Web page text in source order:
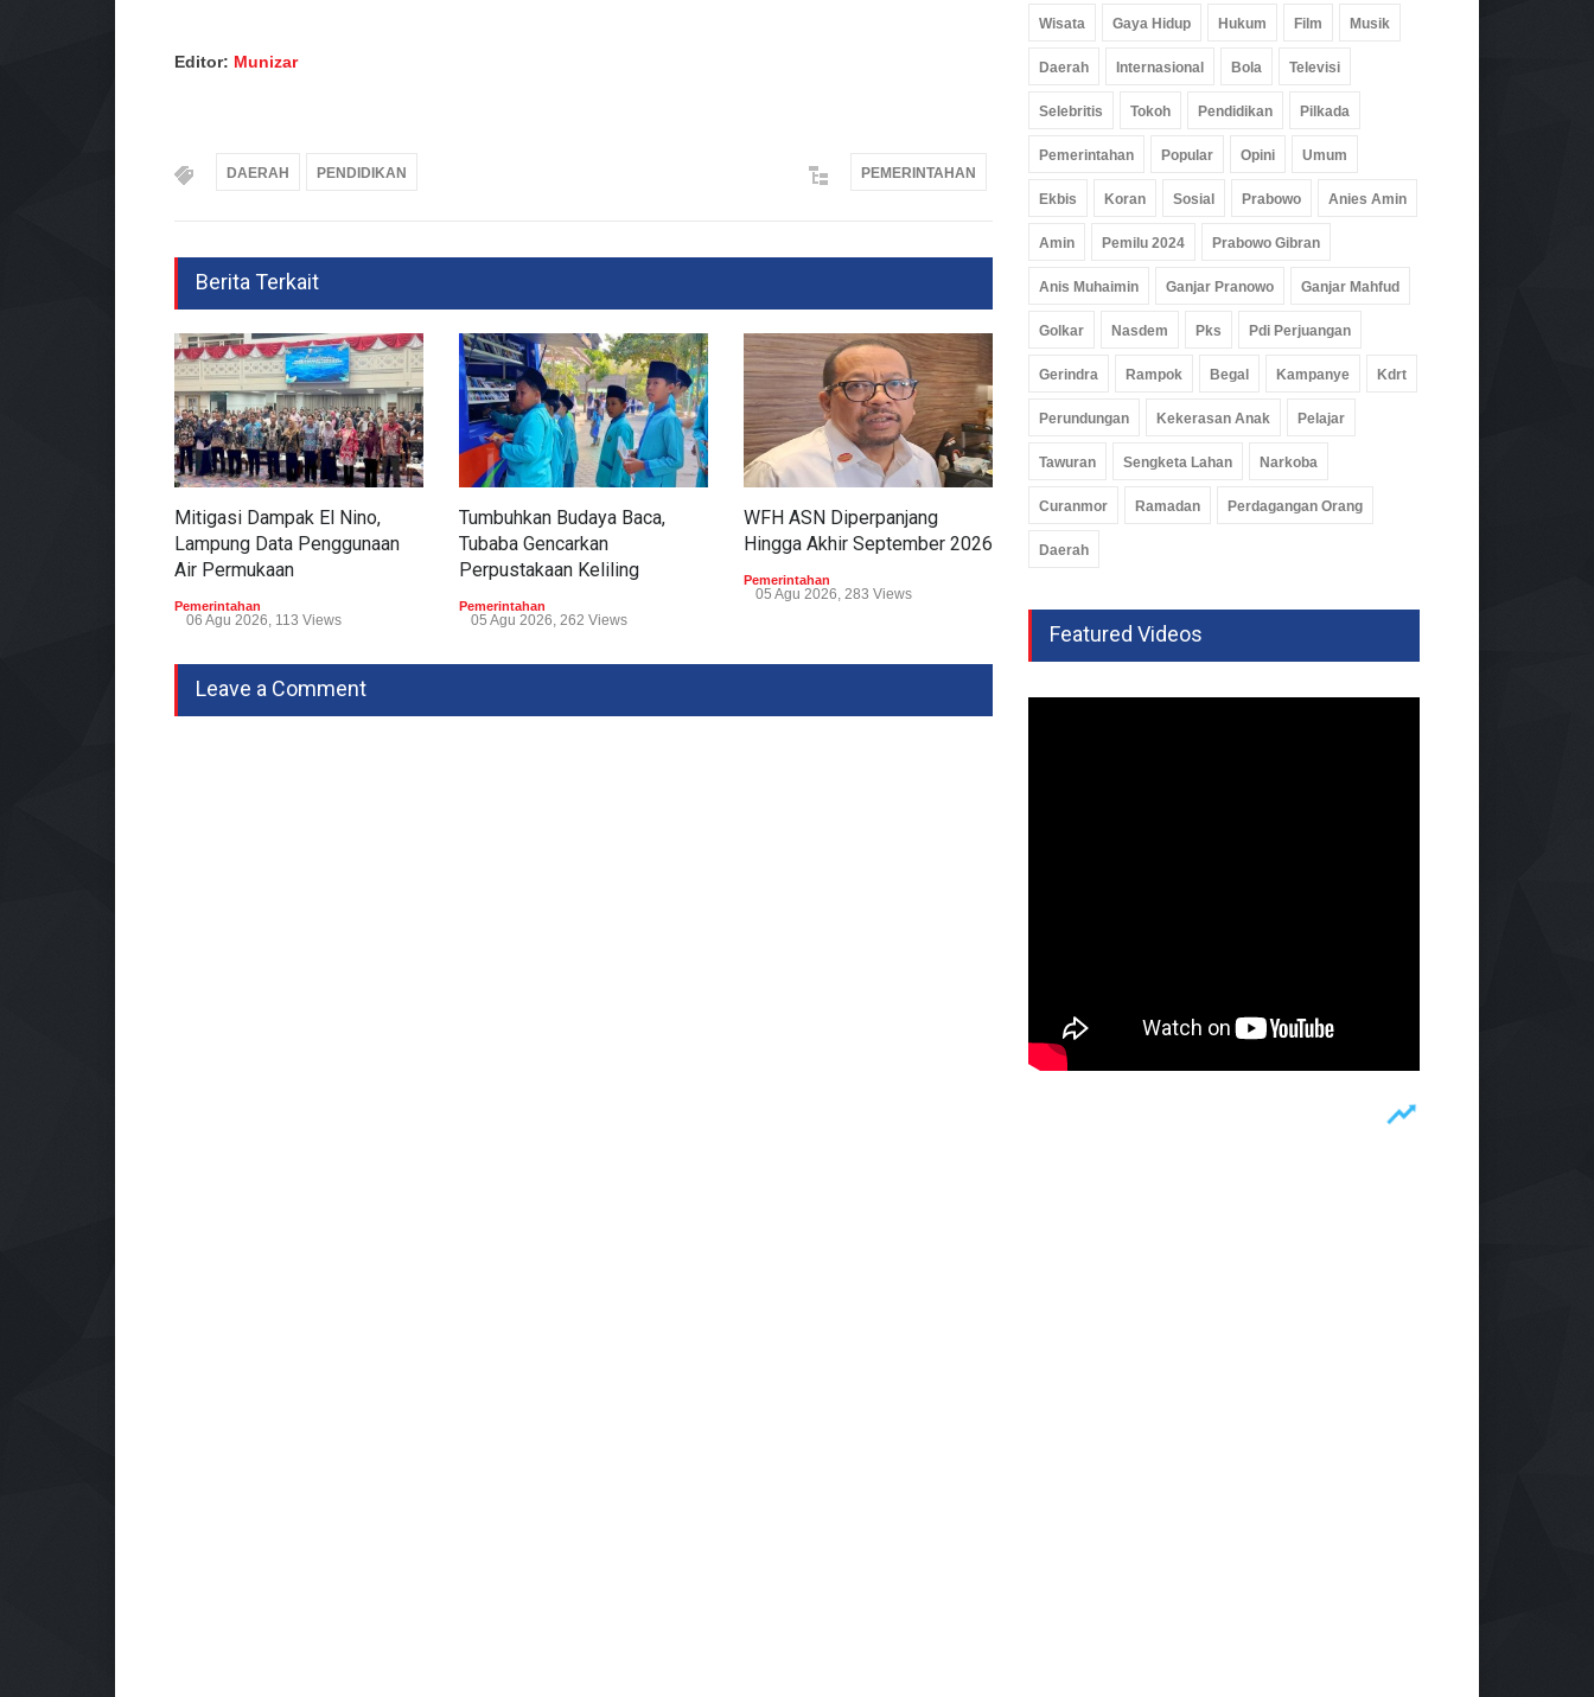
Editor: Munizar
DAERAH PENDIDIKAN PEMERINTAHAN
Berita Terkait
Mitigasi Dampak El Nino,
Lampung Data Penggunaan
Air Permukaan
Pemerintahan
06 Agu 2026, 113 Views
Tumbuhkan Budaya Baca,
Tubaba Gencarkan
Perpustakaan Keliling
Pemerintahan
05 Agu 2026, 262 Views
WFH ASN Diperpanjang
Hingga Akhir September 2026
Pemerintahan
05 Agu 2026, 283 Views
Gubernur Mirza Saksikan
Peluncuran Satelit Lampung-1
Leave a Comment
Wisata Gaya Hidup Hukum Film Musik
Daerah Internasional Bola Televisi
Selebritis Tokoh Pendidikan Pilkada
Pemerintahan Popular Opini Umum
Ekbis Koran Sosial Prabowo Anies Amin
Amin Pemilu 2024 Prabowo Gibran
Anis Muhaimin Ganjar Pranowo Ganjar Mahfud
Golkar Nasdem Pks Pdi Perjuangan
Gerindra Rampok Begal Kampanye Kdrt
Perundungan Kekerasan Anak Pelajar
Tawuran Sengketa Lahan Narkoba
Curanmor Ramadan Perdagangan Orang
Daerah
Featured Videos